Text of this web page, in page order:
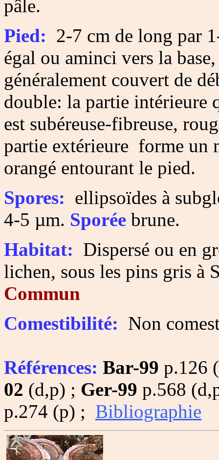
pâle.
Pied: 2-7 cm de long par
égal ou aminci vers la
généralement couvert de
double: la partie intérieure
est subéreuse-fibreuse,
partie extérieure forme un
orangé entourant le pied.
Spores: ellipsoïdes à
4-5 µm. Sporée brune.
Habitat: Dispersé ou en
lichen, sous les pins gris à
Commun
Comestibilité: Non
Références: Bar-99 p.126
02 (d,p) ; Ger-99 p.568
p.274 (p) ; Bibliographie